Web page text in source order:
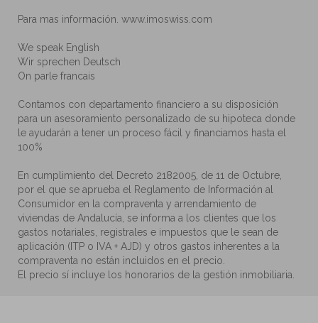
Para mas información. www.imoswiss.com
We speak English
Wir sprechen Deutsch
On parle francais
Contamos con departamento financiero a su disposición
para un asesoramiento personalizado de su hipoteca donde
le ayudarán a tener un proceso fácil y financiamos hasta el
100%
En cumplimiento del Decreto 2182005, de 11 de Octubre,
por el que se aprueba el Reglamento de Información al
Consumidor en la compraventa y arrendamiento de
viviendas de Andalucía, se informa a los clientes que los
gastos notariales, registrales e impuestos que le sean de
aplicación (ITP o IVA + AJD) y otros gastos inherentes a la
compraventa no están incluidos en el precio.
El precio sí incluye los honorarios de la gestión inmobiliaria.